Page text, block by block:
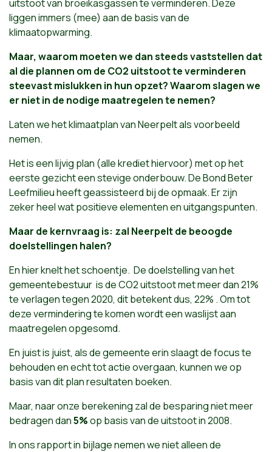
uitstoot van broeikasgassen te verminderen. Deze
liggen immers (mee) aan de basis van de
klimaatopwarming.
Maar, waarom moeten we dan steeds vaststellen dat
al die plannen om de CO2 uitstoot te verminderen
steevast mislukken in hun opzet? Waarom slagen we
er niet in de nodige maatregelen te nemen?
Laten we het klimaatplan van Neerpelt als voorbeeld
nemen.
Het is een lijvig plan (alle krediet hiervoor) met op het
eerste gezicht een stevige onderbouw. De Bond Beter
Leefmilieu heeft geassisteerd bij de opmaak. Er zijn
zeker heel wat positieve elementen en uitgangspunten.
Maar de kernvraag is: zal Neerpelt de beoogde
doelstellingen halen?
En hier knelt het schoentje. De doelstelling van het
gemeentebestuur is de CO2 uitstoot met meer dan 21%
te verlagen tegen 2020, dit betekent dus, 22% . Om tot
deze vermindering te komen wordt een waslijst aan
maatregelen opgesomd.
En juist is juist, als de gemeente erin slaagt de focus te
behouden en echt tot actie overgaan, kunnen we op
basis van dit plan resultaten boeken.
Maar, naar onze berekening zal de besparing niet meer
bedragen dan5%op basis van de uitstoot in 2008.
In ons rapport in bijlage nemen we niet alleen de